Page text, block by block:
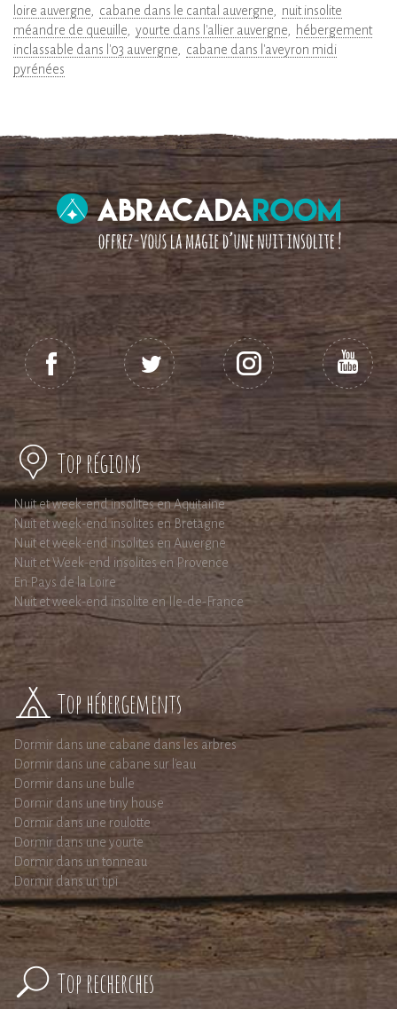
loire auvergne
cabane dans le cantal auvergne
nuit insolite
méandre de queuille
yourte dans l'allier auvergne
hébergement
inclassable dans l'03 auvergne
cabane dans l'aveyron midi
pyrénées
Top régions
Nuit et week-end insolites en Aquitaine
Nuit et week-end insolites en Bretagne
Nuit et week-end insolites en Auvergne
Nuit et Week-end insolites en Provence
En Pays de la Loire
Nuit et week-end insolite en Ile-de-France
Top hébergements
Dormir dans une cabane dans les arbres
Dormir dans une cabane sur l'eau
Dormir dans une bulle
Dormir dans une tiny house
Dormir dans une roulotte
Dormir dans une yourte
Dormir dans un tonneau
Dormir dans un tipi
Top recherches